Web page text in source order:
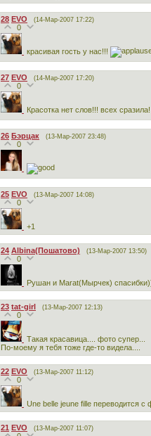
28 EVO (14-Мар-2007 17:22)
0
красивая гость у нас!!!
27 EVO (14-Мар-2007 17:20)
0
Красотка нет слов!!! всех
26 Бэрцак (13-Мар-2007 23:48)
0
25 EVO (13-Мар-2007 14:08)
0
+1
24 Albina(Пошатово) (13-Мар-2007 13:50)
0
Рушан и Marat(Мырчек)
23 tat-girl (13-Мар-2007 12:13)
0
Такая красавица.... фото супер...
По-моему я тебя тоже где-то видела....
22 EVO (13-Мар-2007 11:12)
0
Une belle jeune fille переводится с
21 EVO (13-Мар-2007 11:07)